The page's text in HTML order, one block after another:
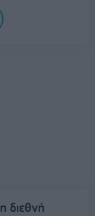
διεθνή